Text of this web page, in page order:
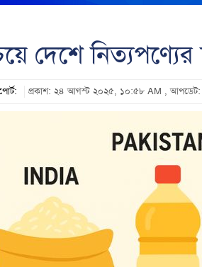
দেশে
প্রকাশ: ২৪ আগস্ট ২০২৫, ১০:৫৮ AM ,